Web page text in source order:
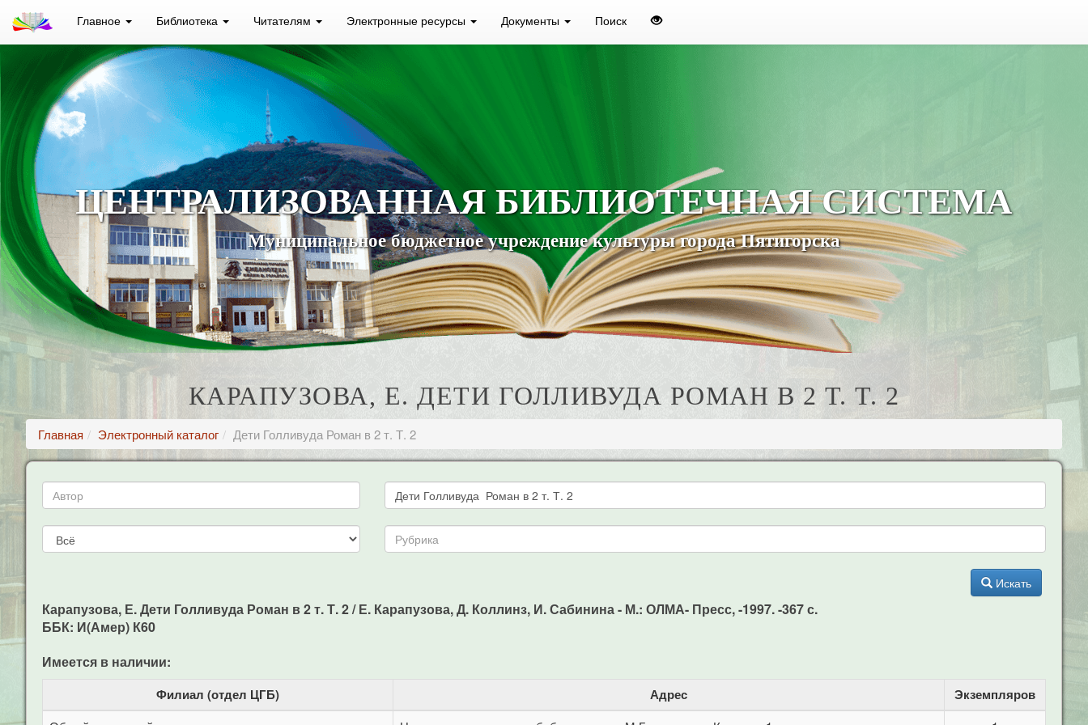
Главное Библиотека Читателям Электронные ресурсы Документы Поиск
ЦЕНТРАЛИЗОВАННАЯ БИБЛИОТЕЧНАЯ СИСТЕМА
Муниципальное бюджетное учреждение культуры города Пятигорска
КАРАПУЗОВА, Е. ДЕТИ ГОЛЛИВУДА РОМАН В 2 Т. Т. 2
Главная Электронный каталог Дети Голливуда Роман в 2 т. Т. 2
Искать
Карапузова, Е. Дети Голливуда Роман в 2 т. Т. 2 / Е. Карапузова, Д. Коллинз, И. Сабинина - М.: ОЛМА- Пресс, -1997. -367 с.
ББК: И(Амер) К60
Имеется в наличии:
Филиал (отдел ЦГБ) Адрес Экземпляров